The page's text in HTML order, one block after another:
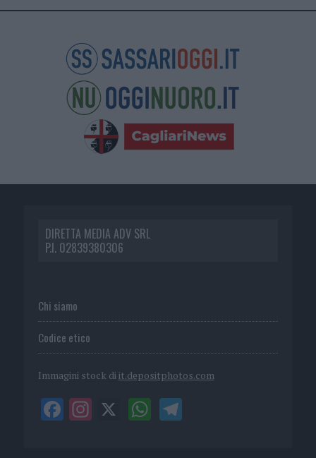
DIRETTA MEDIA ADV SRL
P.I. 02839380306
Chi siamo
Codice etico
Immagini stock di it.depositphotos.com